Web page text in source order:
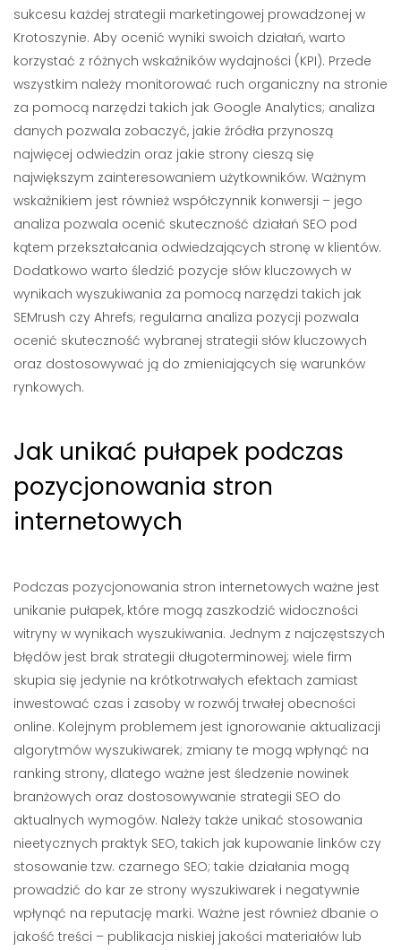
sukcesu każdej strategii marketingowej prowadzonej w
Krotoszynie. Aby ocenić wyniki swoich działań, warto
korzystać z różnych wskaźników wydajności (KPI). Przede
wszystkim należy monitorować ruch organiczny na stronie
za pomocą narzędzi takich jak Google Analytics; analiza
danych pozwala zobaczyć, jakie źródła przynoszą
najwięcej odwiedzin oraz jakie strony cieszą się
największym zainteresowaniem użytkowników. Ważnym
wskaźnikiem jest również współczynnik konwersji – jego
analiza pozwala ocenić skuteczność działań SEO pod
kątem przekształcania odwiedzających stronę w klientów.
Dodatkowo warto śledzić pozycje słów kluczowych w
wynikach wyszukiwania za pomocą narzędzi takich jak
SEMrush czy Ahrefs; regularna analiza pozycji pozwala
ocenić skuteczność wybranej strategii słów kluczowych
oraz dostosowywać ją do zmieniających się warunków
rynkowych.
Jak unikać pułapek podczas
pozycjonowania stron
internetowych
Podczas pozycjonowania stron internetowych ważne jest
unikanie pułapek, które mogą zaszkodzić widoczności
witryny w wynikach wyszukiwania. Jednym z najczęstszych
błędów jest brak strategii długoterminowej; wiele firm
skupia się jedynie na krótkotrwałych efektach zamiast
inwestować czas i zasoby w rozwój trwałej obecności
online. Kolejnym problemem jest ignorowanie aktualizacji
algorytmów wyszukiwarek; zmiany te mogą wpłynąć na
ranking strony, dlatego ważne jest śledzenie nowinek
branżowych oraz dostosowywanie strategii SEO do
aktualnych wymogów. Należy także unikać stosowania
nieetycznych praktyk SEO, takich jak kupowanie linków czy
stosowanie tzw. czarnego SEO; takie działania mogą
prowadzić do kar ze strony wyszukiwarek i negatywnie
wpłynąć na reputację marki. Ważne jest również dbanie o
jakość treści – publikacja niskiej jakości materiałów lub